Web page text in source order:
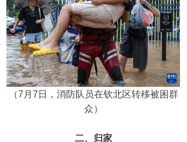
（7月7日，消防队员在钦北区转移被困群
众）
二、归家